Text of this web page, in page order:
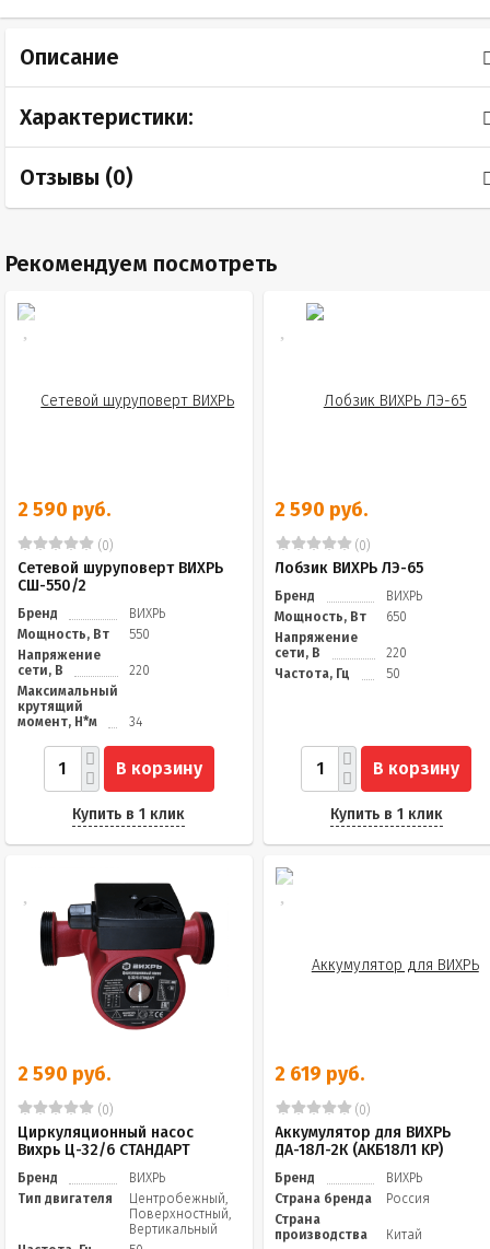
Описание
Характеристики:
Отзывы (0)
Рекомендуем посмотреть
2 590 руб.
(0)
Сетевой шуруповерт ВИХРЬ
СШ-550/2
Бренд
ВИХРЬ
Мощность, Вт
550
Напряжение
сети, В
220
Максимальный
крутящий
момент, Н*м
34
В корзину
Купить в 1 клик
2 590 руб.
(0)
Лобзик ВИХРЬ ЛЭ-65
Бренд
ВИХРЬ
Мощность, Вт
650
Напряжение
сети, В
220
Частота, Гц
50
В корзину
Купить в 1 клик
2 590 руб.
(0)
Циркуляционный насос
Вихрь Ц-32/6 СТАНДАРТ
Бренд
ВИХРЬ
Тип двигателя
Центробежный,
Поверхностный,
Вертикальный
2 619 руб.
(0)
Аккумулятор для ВИХРЬ
ДА-18Л-2К (АКБ18Л1 KP)
Бренд
ВИХРЬ
Страна бренда
Россия
Страна
производства
Китай